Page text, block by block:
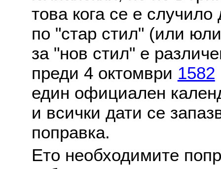
това кога се е
по "стар стил" (или
за "нов стил" е
преди 4 октомври 1582
един официален
и всички дати се
поправка.
Ето необходимите